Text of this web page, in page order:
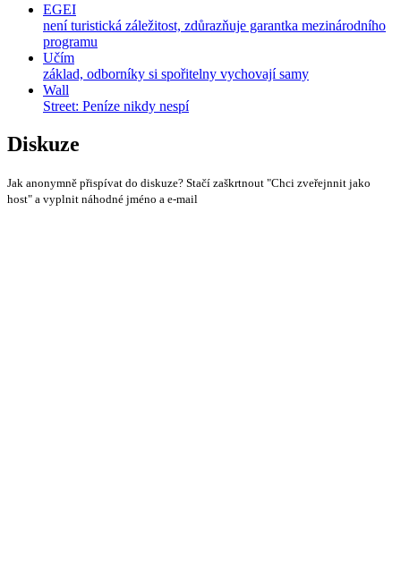
EGEI
není turistická záležitost, zdůrazňuje garantka mezinárodního
programu
Učím
základ, odborníky si spořitelny vychovají samy
Wall
Street: Peníze nikdy nespí
Diskuze
Jak anonymně přispívat do diskuze? Stačí zaškrtnout "Chci zveřejnnit jako
host" a vyplnit náhodné jméno a e-mail